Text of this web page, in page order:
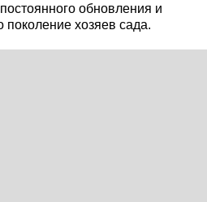
обновления и
поколение хозяев сада.